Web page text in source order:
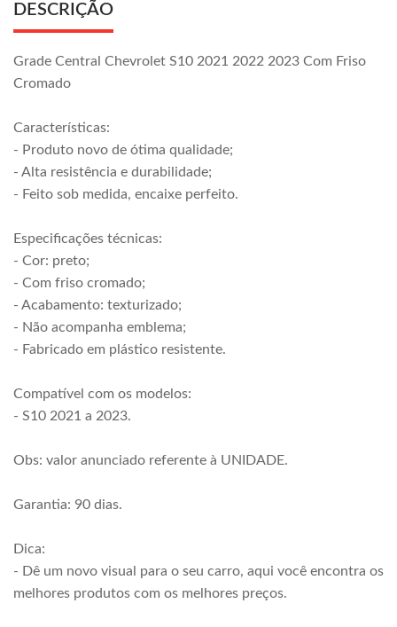
DESCRIÇÃO
Grade Central Chevrolet S10 2021 2022 2023 Com Friso
Cromado
Características:
- Produto novo de ótima qualidade;
- Alta resistência e durabilidade;
- Feito sob medida, encaixe perfeito.
Especificações técnicas:
- Cor: preto;
- Com friso cromado;
- Acabamento: texturizado;
- Não acompanha emblema;
- Fabricado em plástico resistente.
Compatível com os modelos:
- S10 2021 a 2023.
Obs: valor anunciado referente à UNIDADE.
Garantia: 90 dias.
Dica:
- Dê um novo visual para o seu carro, aqui você encontra os
melhores produtos com os melhores preços.